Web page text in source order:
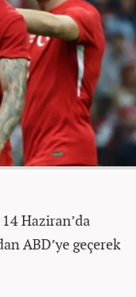
Haziran’da
ABD’ye geçerek